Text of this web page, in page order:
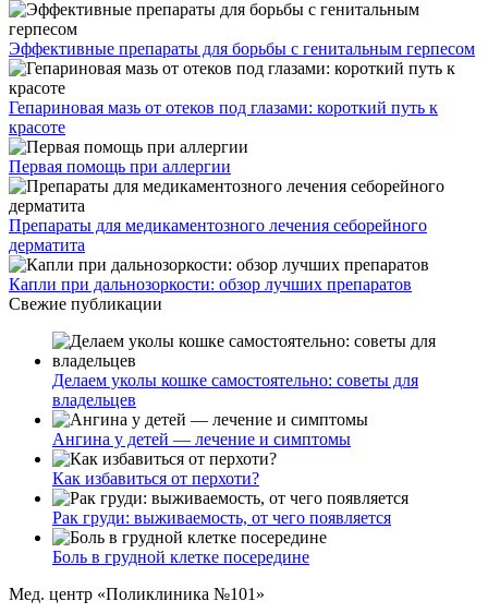
Эффективные препараты для борьбы с генитальным герпесом
Гепариновая мазь от отеков под глазами: короткий путь к
красоте
Первая помощь при аллергии
Препараты для медикаментозного лечения себорейного
дерматита
Капли при дальнозоркости: обзор лучших препаратов
Свежие публикации
Делаем уколы кошке самостоятельно: советы для
владельцев
Ангина у детей — лечение и симптомы
Как избавиться от перхоти?
Рак груди: выживаемость, от чего появляется
Боль в грудной клетке посередине
Мед. центр «Поликлиника №101»